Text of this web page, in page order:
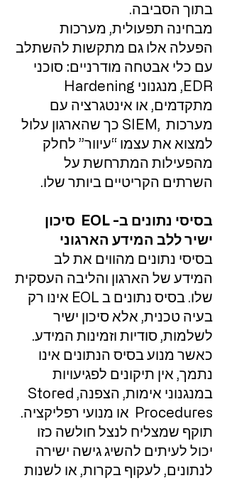
בתוך הסביבה.
מבחינה תפעולית, מערכות
הפעלה אלו גם מתקשות להשתלב
עם כלי אבטחה מודרניים: סוכני
EDR, מנגנוני Hardening
מתקדמים, או אינטגרציה עם
מערכות ,SIEM כך שהארגון עלול
למצוא את עצמו “עיוור” לחלק
מהפעילות המתרחשת על
השרתים הקריטיים ביותר שלו.
בסיסי נתונים ב- EOL סיכון
ישיר ללב המידע הארגוני
בסיסי נתונים מהווים את לב
המידע של הארגון והליבה העסקית
שלו. בסיס נתונים ב EOL אינו רק
בעיה טכנית, אלא סיכון ישיר
לשלמות, סודיות וזמינות המידע.
כאשר מנוע בסיס הנתונים אינו
נתמך, אין תיקונים לפגיעויות
במנגנוני אימות, הצפנה, Stored
Procedures או מנועי רפליקציה.
תוקף שמצליח לנצל חולשה כזו
יכול לעיתים להשיג גישה ישירה
לנתונים, לעקוף בקרות, או לשנות